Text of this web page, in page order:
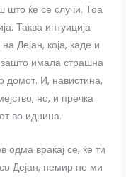
што ќе се случи. Тоа
Таква интуиција
Дејан, која, каде и
имала страшна
домот. И, навистина,
но, и пречка
во иднина.
враќај се, ќе ти
Дејан, немир не ми